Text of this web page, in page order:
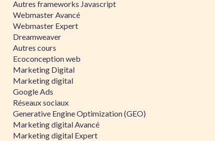
Autres frameworks Javascript
Webmaster Avancé
Webmaster Expert
Dreamweaver
Autres cours
Ecoconception web
Marketing Digital
Marketing digital
Google Ads
Réseaux sociaux
Generative Engine Optimization (GEO)
Marketing digital Avancé
Marketing digital Expert